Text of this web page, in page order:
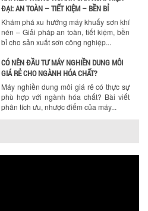
GIÁ RẺ CHO NGÀNH HÓA CHẤT?
Máy nghiền dung môi giá rẻ có thực sự
phù hợp với ngành hóa chất? Bài viết
phân tích ưu, nhược điểm của máy...
5 LỢI ÍCH NỔI BẬT KHI SỬ DỤNG MÁY
KHUẤY SƠN DÙNG ĐIỆN TRONG SẢN XUẤT
Khám phá 5 lợi ích khi sử dụng máy
khuấy sơn dùng điện: nâng cao chất
lượng, tiết kiệm chi phí, tăng năng
KHUẤY 3 TRỤC CÔNG SUẤT LỚN